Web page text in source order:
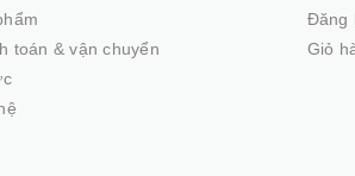
toán & vận chuyển
Đăng
Giỏ